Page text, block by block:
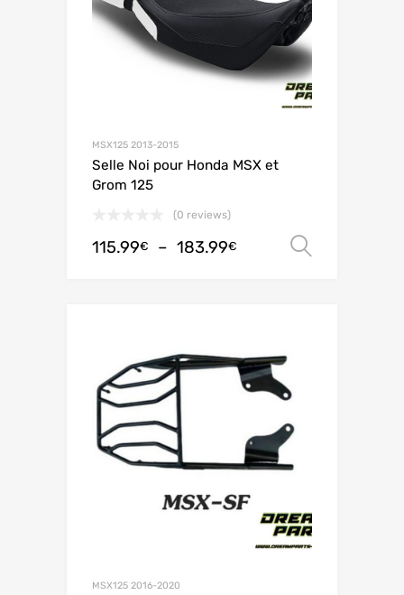
MSX125 2013-2015
Selle Noi pour Honda MSX et
Grom 125
(0 reviews)
115.99€ – 183.99€
MSX125 2016-2020